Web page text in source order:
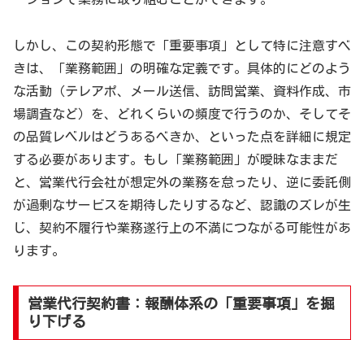
しかし、この契約形態で「重要事項」として特に注意すべ
きは、「業務範囲」の明確な定義です。具体的にどのよう
な活動（テレアポ、メール送信、訪問営業、資料作成、市
場調査など）を、どれくらいの頻度で行うのか、そしてそ
の品質レベルはどうあるべきか、といった点を詳細に規定
する必要があります。もし「業務範囲」が曖昧なままだ
と、営業代行会社が想定外の業務を怠ったり、逆に委託側
が過剰なサービスを期待したりするなど、認識のズレが生
じ、契約不履行や業務遂行上の不満につながる可能性があ
ります。
営業代行契約書：報酬体系の「重要事項」を掘
り下げる